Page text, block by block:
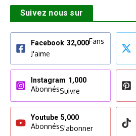
Suivez nous sur
Facebook 32,000Fans
J'aime
Instagram 1,000
AbonnésSuivre
Youtube 5,000
AbonnésS'abonner